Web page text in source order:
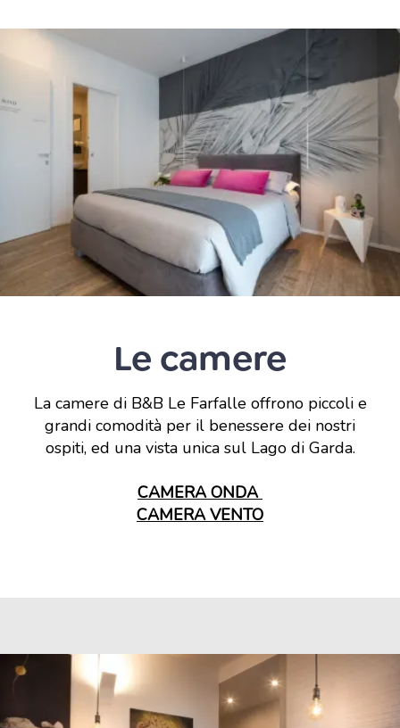
Le camere
La camere di B&B Le Farfalle offrono piccoli e
grandi comodità per il benessere dei nostri
ospiti, ed una vista unica sul Lago di Garda.
CAMERA ONDA
CAMERA VENTO